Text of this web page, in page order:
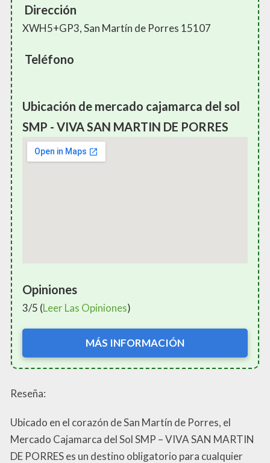
Dirección
XWH5+GP3, San Martín de Porres 15107
Teléfono
Ubicación de mercado cajamarca del sol
SMP - VIVA SAN MARTIN DE PORRES
Opiniones
3/5 (Leer Las Opiniones)
MÁS INFORMACIÓN
Reseña:
Ubicado en el corazón de San Martín de Porres, el
Mercado Cajamarca del Sol SMP – VIVA SAN MARTIN
DE PORRES es un destino obligatorio para cualquier